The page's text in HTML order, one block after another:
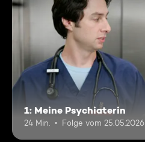
1: Meine Psychiaterin
24 Min. Folge vom 25.05.2026